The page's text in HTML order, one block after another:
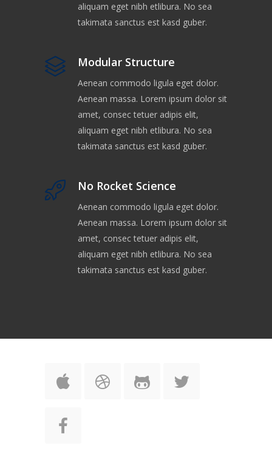
aliquam eget nibh etlibura. No sea
takimata sanctus est kasd guber.
Modular Structure
Aenean commodo ligula eget dolor.
Aenean massa. Lorem ipsum dolor sit
amet, consec tetuer adipis elit,
aliquam eget nibh etlibura. No sea
takimata sanctus est kasd guber.
No Rocket Science
Aenean commodo ligula eget dolor.
Aenean massa. Lorem ipsum dolor sit
amet, consec tetuer adipis elit,
aliquam eget nibh etlibura. No sea
takimata sanctus est kasd guber.